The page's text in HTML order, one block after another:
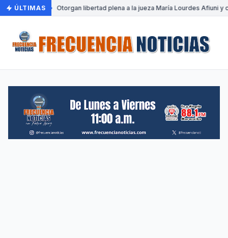
ÚLTIMAS Otorgan libertad plena a la jueza María Lourdes Afiuni